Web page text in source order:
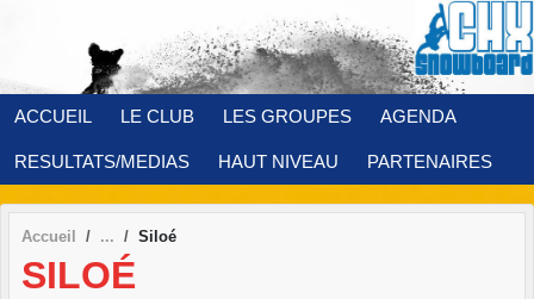
ACCUEIL LE CLUB LES GROUPES AGENDA
RESULTATS/MEDIAS HAUT NIVEAU PARTENAIRES
Accueil Siloé
SILOÉ